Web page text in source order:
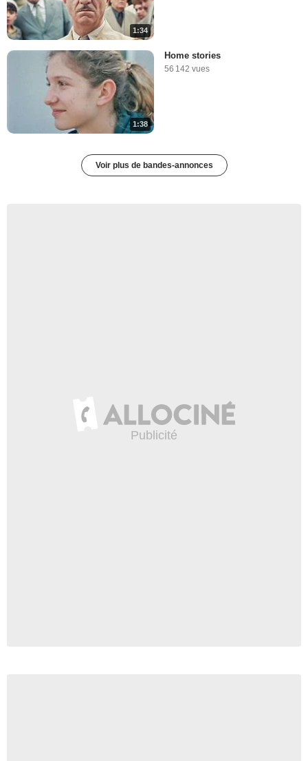
1:34
1:38
Home stories
56 142 vues
Voir plus de bandes-annonces